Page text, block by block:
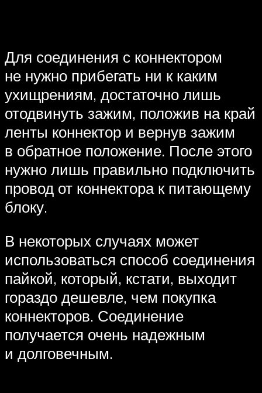
Для соединения с коннектором
не нужно прибегать ни к каким
ухищрениям, достаточно лишь
отодвинуть зажим, положив на край
ленты коннектор и вернув зажим
в обратное положение. После этого
нужно лишь правильно подключить
провод от коннектора к питающему
блоку.
В некоторых случаях может
использоваться способ соединения
пайкой, который, кстати, выходит
гораздо дешевле, чем покупка
коннекторов. Соединение
получается очень надежным
и долговечным.